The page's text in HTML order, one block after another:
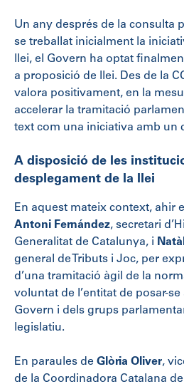
Un any després de la consulta
se treballat inicialment la
llei, el Govern ha optat
a proposició de llei. Des de la
valora positivament, en la
accelerar la tramitació
text com una iniciativa amb un
A disposició de les
desplegament de la llei
En aquest mateix context, ahir
Antoni Fernández, secretari
Generalitat de Catalunya, i
general de Tributs i Joc, per
d’una tramitació àgil de la
voluntat de l’entitat de posar-se
Govern i dels grups
legislatiu.
En paraules de Glòria Oliver,
de la Coordinadora Catalana